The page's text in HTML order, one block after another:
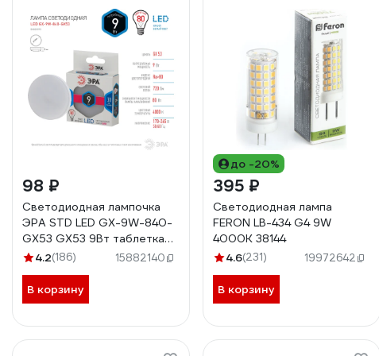
98 ₽
Светодиодная лампочка
ЭРА STD LED GX-9W-840-
GX53 GX53 9Вт таблетка
нейтральный белый свет
4.2(186) 15882140
В корзину
до -20%
395 ₽
Светодиодная лампа
FERON LB-434 G4 9W
4000K 38144
4.6(231) 19972642
В корзину